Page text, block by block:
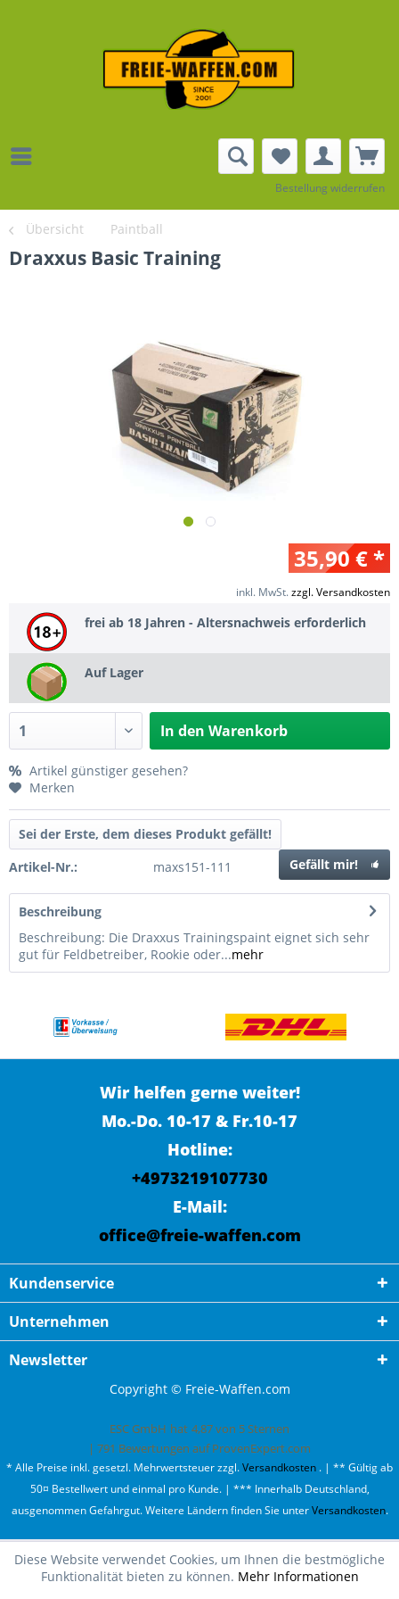
Bestellung widerrufen
Übersicht Paintball
Draxxus Basic Training
35,90 € *
inkl. MwSt.zzgl. Versandkosten
frei ab 18 Jahren - Altersnachweis erforderlich
Auf Lager
In den Warenkorb
Artikel günstiger gesehen?
Merken
Sei der Erste, dem dieses Produkt gefällt!
Gefällt mir!
Artikel-Nr.: maxs151-111
Beschreibung
Beschreibung: Die Draxxus Trainingspaint eignet sich sehr
gut für Feldbetreiber, Rookie oder...mehr
Oh fast ausverkauft!
Wir helfen gerne weiter!
Mo.-Do. 10-17 & Fr.10-17
Hotline:
+4973219107730
E-Mail:
office@freie-waffen.com
Kundenservice
Unternehmen
Newsletter
Copyright © Freie-Waffen.com
ESC GmbH hat 4,87von 5Sternen
| 791 Bewertungen auf ProvenExpert.com
* Alle Preise inkl. gesetzl. Mehrwertsteuer zzgl.Versandkosten . | ** Gültig ab
50¤ Bestellwert und einmal pro Kunde. | *** Innerhalb Deutschland,
ausgenommen Gefahrgut. Weitere Ländern finden Sie unterVersandkosten.
Diese Website verwendet Cookies, um Ihnen die bestmögliche
Funktionalität bieten zu können. Mehr Informationen